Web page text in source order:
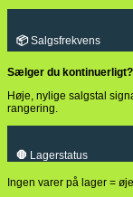
📦Salgsfrekvens
Sælger du kontinuerligt?
Høje, nylige salgstal
rangering.
🛑 Lagerstatus
Ingen varer på lager =